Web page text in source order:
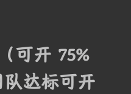
可开 75%
达标可开